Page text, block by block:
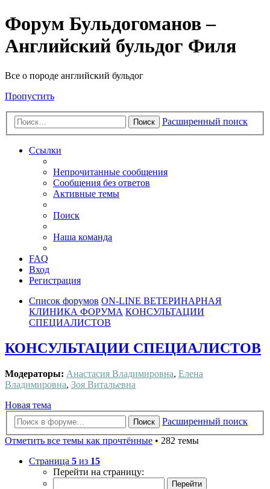
Форум Бульдогоманов –
Английский бульдог Филя
Все о породе английский бульдог
Пропустить
Поиск Расширенный поиск
Ссылки
Непрочитанные сообщения
Сообщения без ответов
Активные темы
Поиск
Наша команда
FAQ
Вход
Регистрация
Список форумов ON-LINE ВЕТЕРИНАРНАЯ
КЛИНИКА ФОРУМА КОНСУЛЬТАЦИИ
СПЕЦИАЛИСТОВ
КОНСУЛЬТАЦИИ СПЕЦИАЛИСТОВ
Модераторы: Анастасия Владимировна, Елена
Владимировна, Зоя Витальевна
Новая тема
Поиск
Расширенный поиск
Отметить все темы как прочтённые • 282 темы
Страница 5 из 15
Перейти на страницу: